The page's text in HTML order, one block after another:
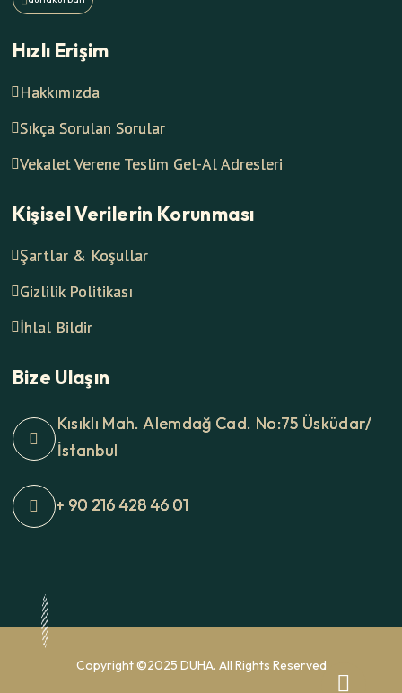
Hızlı Erişim
Hakkımızda
Sıkça Sorulan Sorular
Vekalet Verene Teslim Gel-Al Adresleri
Kişisel Verilerin Korunması
Şartlar & Koşullar
Gizlilik Politikası
İhlal Bildir
Bize Ulaşın
Kısıklı Mah. Alemdağ Cad. No:75 Üsküdar/
İstanbul
+ 90 216 428 46 01
Copyright ©2025 DUHA. All Rights Reserved